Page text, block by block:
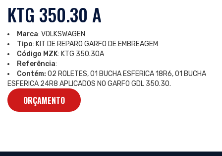
KTG 350.30 A
Marca: VOLKSWAGEN
Tipo: KIT DE REPARO GARFO DE EMBREAGEM
Código MZK: KTG 350.30A
Referência:
Contém: 02 ROLETES, 01 BUCHA ESFERICA 18R6, 01 BUCHA
ESFERICA 24R8 APLICADOS NO GARFO GDL 350.30.
ORÇAMENTO